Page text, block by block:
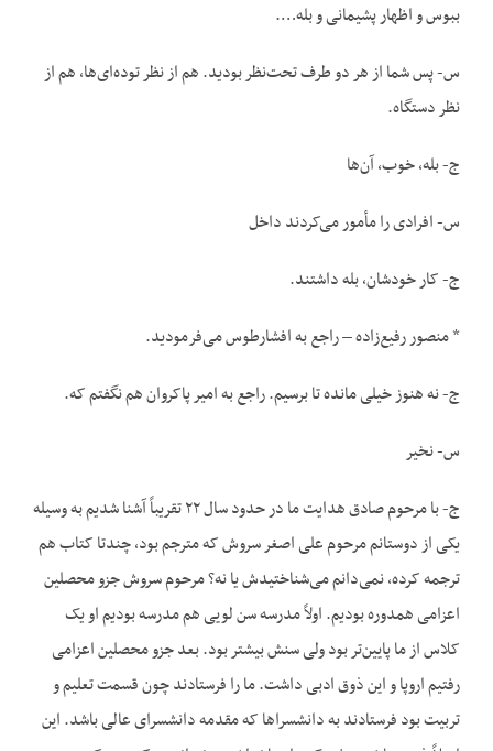
ببوس و اظهار پشیمانی و بله….
س- پس شما از هر دو طرف تحت‌نظر بودید. هم از نظر توده‌ای‌ها، هم از
نظر دستگاه.
ج- بله، خوب، آن‌ها
س- افرادی را مأمور می‌کردند داخل
ج- کار خودشان، بله داشتند.
* منصور رفیع‌زاده – راجع به افشارطوس می‌فرمودید.
ج- نه هنوز خیلی مانده تا برسیم. راجع به امیر پاکروان هم نگفتم که.
س- نخیر
ج- با مرحوم صادق هدایت ما در حدود سال ۲۲ تقریباً آشنا شدیم به وسیله
یکی از دوستانم مرحوم علی اصغر سروش که مترجم بود، چندتا کتاب هم
ترجمه کرده، نمی‌دانم می‌شناختیدش یا نه؟ مرحوم سروش جزو محصلین
اعزامی همدوره بودیم. اولاً مدرسه سن لویی هم مدرسه بودیم او یک
کلاس از ما پایین‌تر بود ولی سنش بیشتر بود. بعد جزو محصلین اعزامی
رفتیم اروپا و این ذوق ادبی داشت. ما را فرستادند چون قسمت تعلیم و
تربیت بود فرستادند به دانشسراها که مقدمه دانشسرای عالی باشد. این